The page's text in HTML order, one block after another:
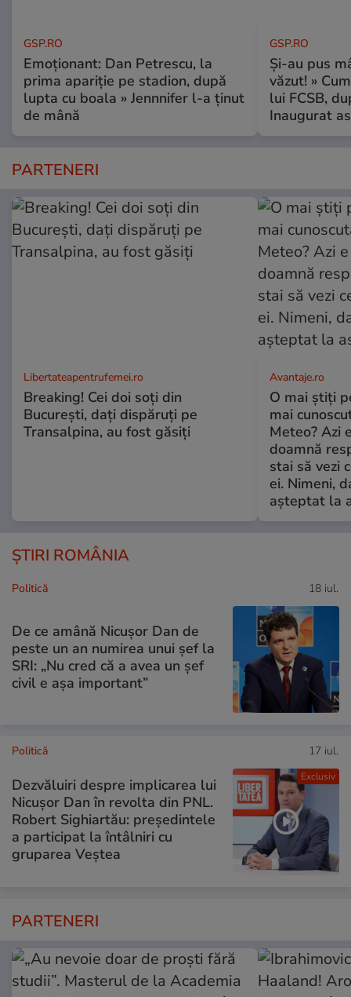
GSP.RO
Emoționant: Dan Petrescu, la
prima apariție pe stadion, după
lupta cu boala » Jennnifer l-a ținut
de mână
GSP.RO
Și-au pus
văzut! »
lui FCSB,
Inaugurat
PARTENERI
Libertateapentrufemei.ro
Breaking! Cei doi soți din
București, dați dispăruți pe
Transalpina, au fost găsiți
Avantaje.ro
O mai știți
mai
Meteo? Azi
doamnă
stai să vezi
ei. Nimeni,
așteptat la
ȘTIRI ROMÂNIA
Politică 18 iul.
De ce amână Nicușor Dan de
peste un an numirea unui șef la
SRI: „Nu cred că a avea un şef
civil e așa important”
Exclusiv
Politică 17 iul.
Dezvăluiri despre implicarea lui
Nicușor Dan în revolta din PNL.
Robert Sighiartău: președintele
a participat la întâlniri cu
gruparea Veștea
PARTENERI